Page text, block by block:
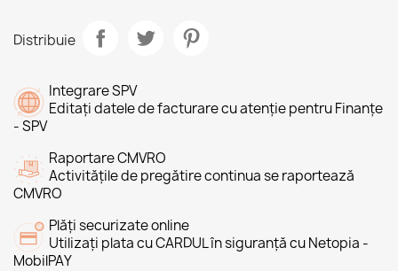
Distribuie
Integrare SPV
Editați datele de facturare cu atenție pentru Finanțe
- SPV
Raportare CMVRO
Activitățile de pregătire continua se raportează
CMVRO
Plăți securizate online
Utilizați plata cu CARDUL în siguranță cu Netopia -
MobilPAY